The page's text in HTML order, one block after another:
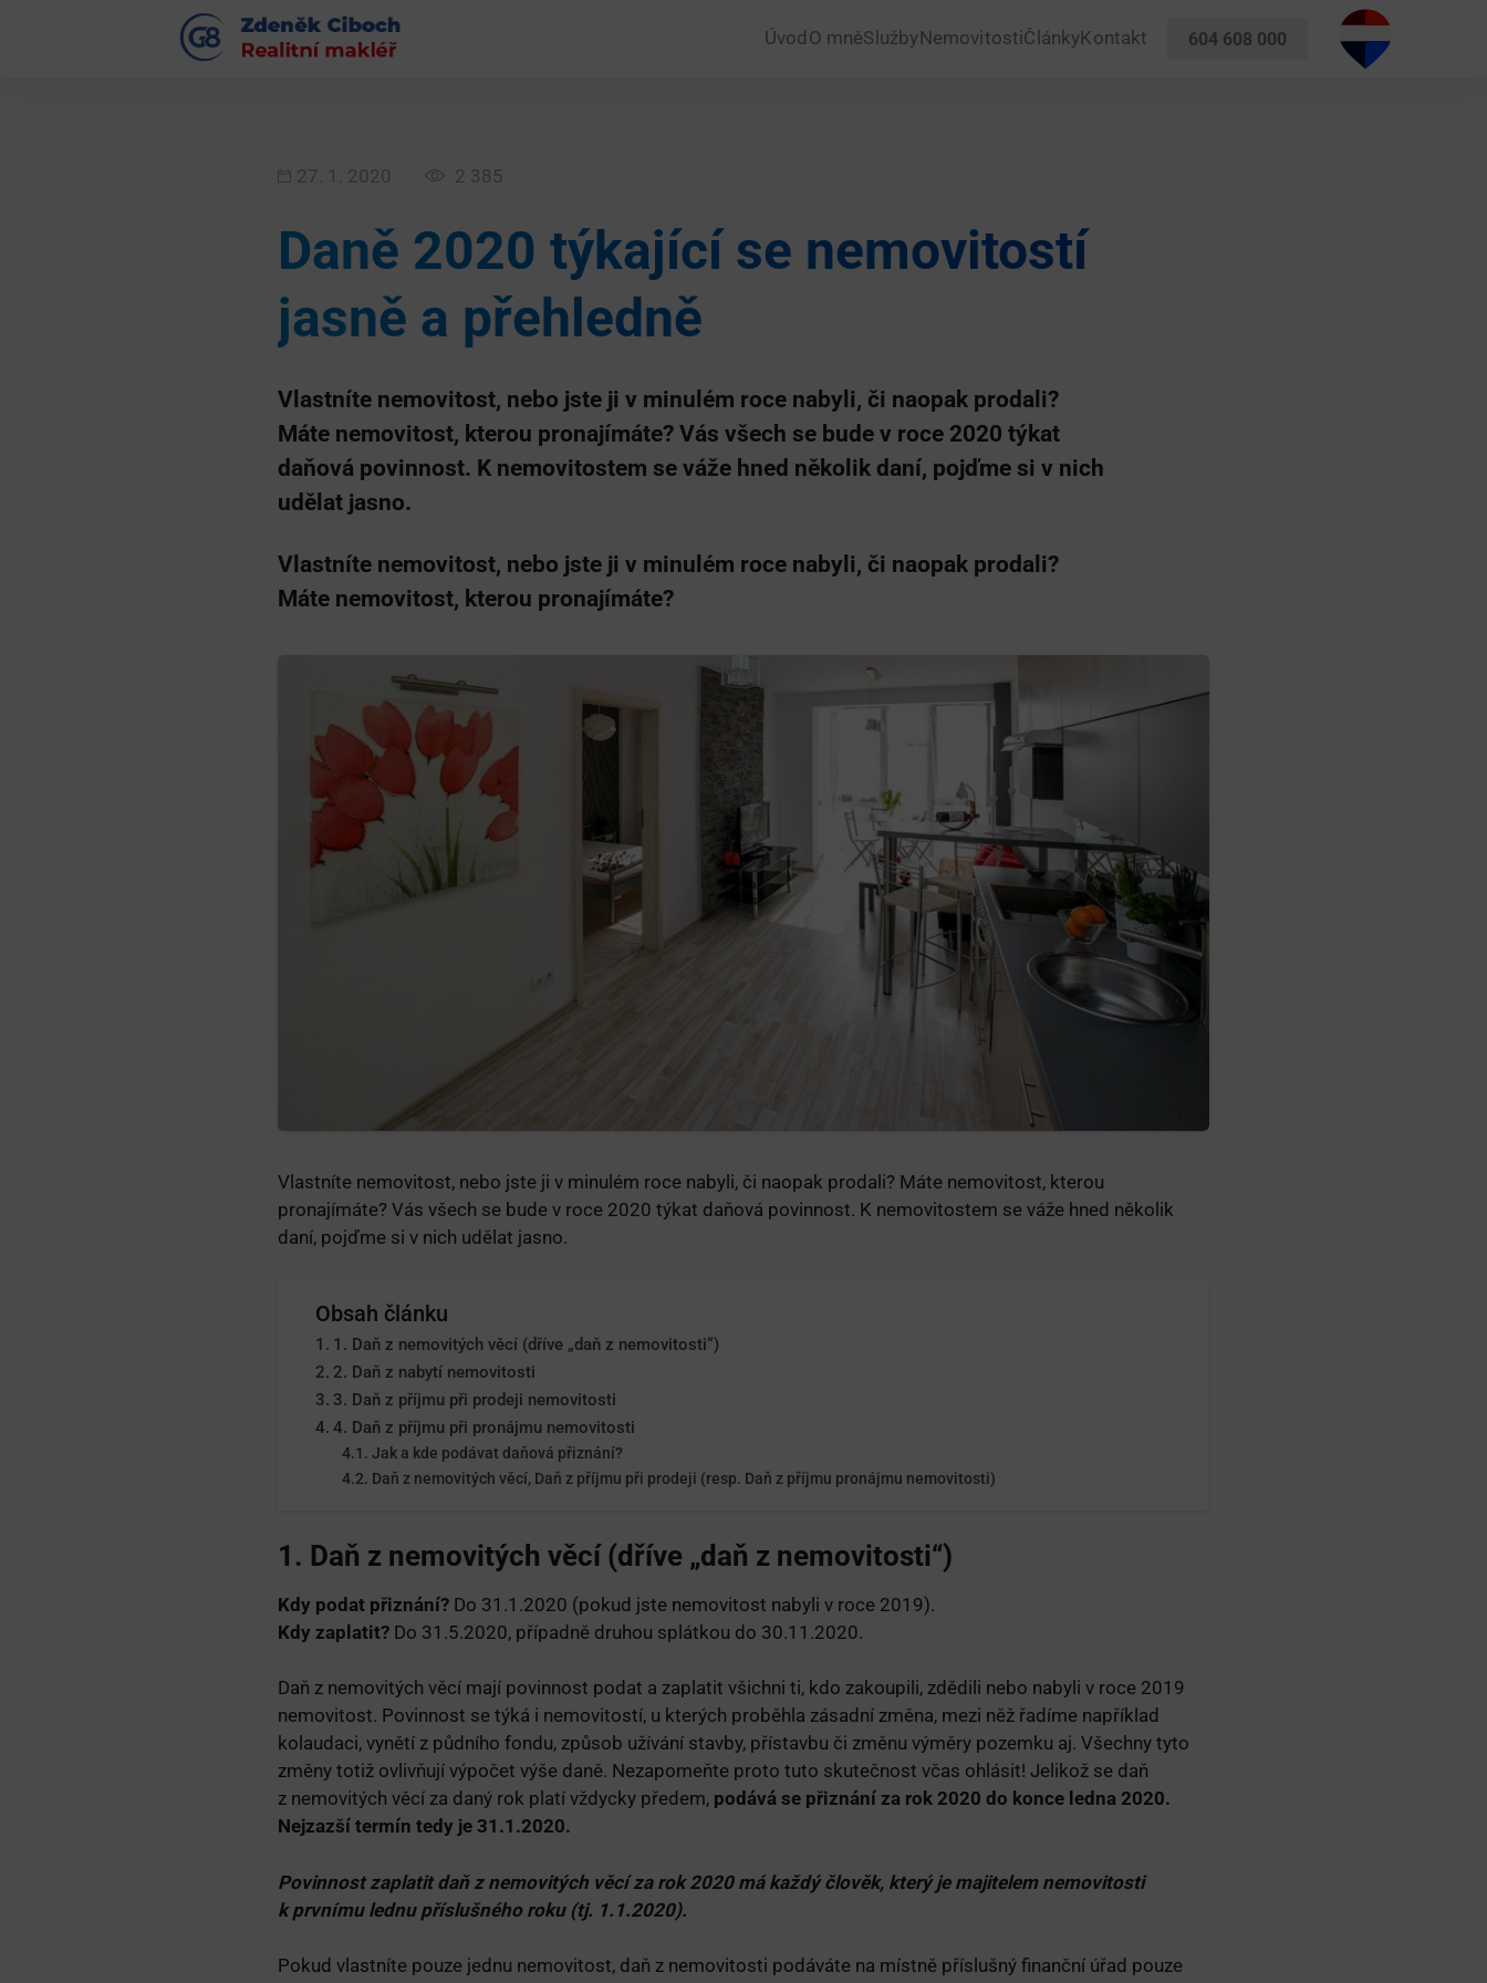
Úvod O mněSlužbyNemovitostiČlánkyKontakt 604 608 000
27. 1. 2020 2 385
Daně 2020 týkající se nemovitostí
jasně a přehledně
Vlastníte nemovitost, nebo jste ji v minulém roce nabyli, či naopak prodali?
Máte nemovitost, kterou pronajímáte? Vás všech se bude v roce 2020 týkat
daňová povinnost. K nemovitostem se váže hned několik daní, pojďme si v nich
udělat jasno.
Vlastníte nemovitost, nebo jste ji v minulém roce nabyli, či naopak prodali?
Máte nemovitost, kterou pronajímáte?
Vlastníte nemovitost, nebo jste ji v minulém roce nabyli, či naopak prodali? Máte nemovitost, kterou
pronajímáte? Vás všech se bude v roce 2020 týkat daňová povinnost. K nemovitostem se váže hned několik
daní, pojďme si v nich udělat jasno.
Obsah článku
1. Daň z nemovitých věcí (dříve „daň z nemovitosti“)
2. Daň z nabytí nemovitosti
3. Daň z příjmu při prodeji nemovitosti
4. Daň z příjmu při pronájmu nemovitosti
Jak a kde podávat daňová přiznání?
Daň z nemovitých věcí, Daň z příjmu při prodeji (resp. Daň z příjmu pronájmu nemovitosti)
1. Daň z nemovitých věcí (dříve „daň z nemovitosti“)
Kdy podat přiznání? Do 31.1.2020 (pokud jste nemovitost nabyli v roce 2019).
Kdy zaplatit? Do 31.5.2020, případně druhou splátkou do 30.11.2020.
Daň z nemovitých věcí mají povinnost podat a zaplatit všichni ti, kdo zakoupili, zdědili nebo nabyli v roce 2019
nemovitost. Povinnost se týká i nemovitostí, u kterých proběhla zásadní změna, mezi něž řadíme například
kolaudaci, vynětí z půdního fondu, způsob užívání stavby, přístavbu či změnu výměry pozemku aj. Všechny tyto
změny totiž ovlivňují výpočet výše daně. Nezapomeňte proto tuto skutečnost včas ohlásit! Jelikož se daň
z nemovitých věcí za daný rok platí vždycky předem, podává se přiznání za rok 2020 do konce ledna 2020.
Nejzazší termín tedy je 31.1.2020.
Povinnost zaplatit daň z nemovitých věcí za rok 2020 má každý člověk, který je majitelem nemovitosti
k prvnímu lednu příslušného roku (tj. 1.1.2020).
Pokud vlastníte pouze jednu nemovitost, daň z nemovitosti podáváte na místně příslušný finanční úřad pouze